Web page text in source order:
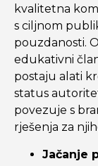
kvalitetna
s ciljnom
pouzdanosti.
edukativni
postaju alati
status
povezuje s
rješenja za
Jačanje